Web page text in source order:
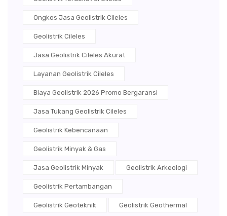
Ongkos Jasa Geolistrik Cileles
Geolistrik Cileles
Jasa Geolistrik Cileles Akurat
Layanan Geolistrik Cileles
Biaya Geolistrik 2026 Promo Bergaransi
Jasa Tukang Geolistrik Cileles
Geolistrik Kebencanaan
Geolistrik Minyak & Gas
Jasa Geolistrik Minyak Geolistrik Arkeologi
Geolistrik Pertambangan
Geolistrik Geoteknik Geolistrik Geothermal